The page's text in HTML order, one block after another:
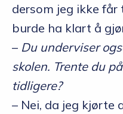
dersom jeg ikke får
burde ha klart å
– Du underviser
skolen. Trente du
tidligere?
– Nei, da jeg kjørte